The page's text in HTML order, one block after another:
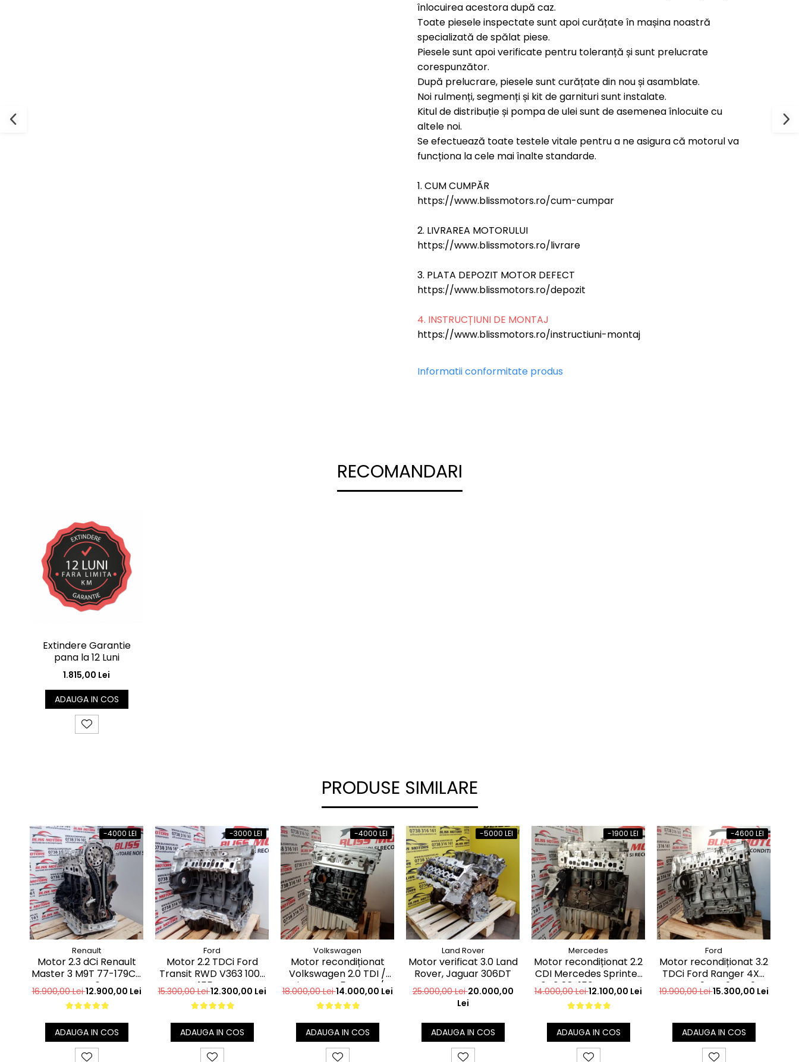
înlocuirea acestora după caz.
Toate piesele inspectate sunt apoi curățate în mașina noastră
specializată de spălat piese.
Piesele sunt apoi verificate pentru toleranță și sunt prelucrate
corespunzător.
După prelucrare, piesele sunt curățate din nou și asamblate.
Noi rulmenți, segmenți și kit de garnituri sunt instalate.
Kitul de distribuție și pompa de ulei sunt de asemenea înlocuite cu
altele noi.
Se efectuează toate testele vitale pentru a ne asigura că motorul va
funcționa la cele mai înalte standarde.
1. CUM CUMPĂR
https://www.blissmotors.ro/cum-cumpar
2. LIVRAREA MOTORULUI
https://www.blissmotors.ro/livrare
3. PLATA DEPOZIT MOTOR DEFECT
https://www.blissmotors.ro/depozit
4. INSTRUCȚIUNI DE MONTAJ
https://www.blissmotors.ro/instructiuni-montaj
Informatii conformitate produs
RECOMANDARI
Extindere Garantie
pana la 12 Luni
1.815,00 Lei
ADAUGA IN COS
PRODUSE SIMILARE
-4000 LEI
Renault
Motor 2.3 dCi Renault
Master 3 M9T 77-179CP
euro6
16.900,00 Lei12.900,00 Lei
ADAUGA IN COS
-3000 LEI
Ford
Motor 2.2 TDCi Ford
Transit RWD V363 100-
155CP
15.300,00 Lei12.300,00 Lei
ADAUGA IN COS
-4000 LEI
Volkswagen
Motor recondiționat
Volkswagen 2.0 TDI /
BiTDI Euro 5 – CAA /
CDC / CSN / CFC
18.000,00 Lei14.000,00 Lei
ADAUGA IN COS
-5000 LEI
Land Rover
Motor verificat 3.0 Land
Rover, Jaguar 306DT
25.000,00 Lei20.000,00
Lei
ADAUGA IN COS
-1900 LEI
Mercedes
Motor recondiționat 2.2
CDI Mercedes Sprinter
646 88-150CP euro4
14.000,00 Lei12.100,00 Lei
ADAUGA IN COS
-4600 LEI
Ford
Motor recondiționat 3.2
TDCi Ford Ranger 4X4
AWD SA2R SA2S SA2W
SAFA SAFB 200CP
19.900,00 Lei15.300,00 Lei
ADAUGA IN COS